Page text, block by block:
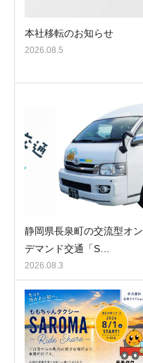
本社移転のお知らせ
2026.08.5
静岡県長泉町の交流型オン
デマンド交通「S…
2026.08.3